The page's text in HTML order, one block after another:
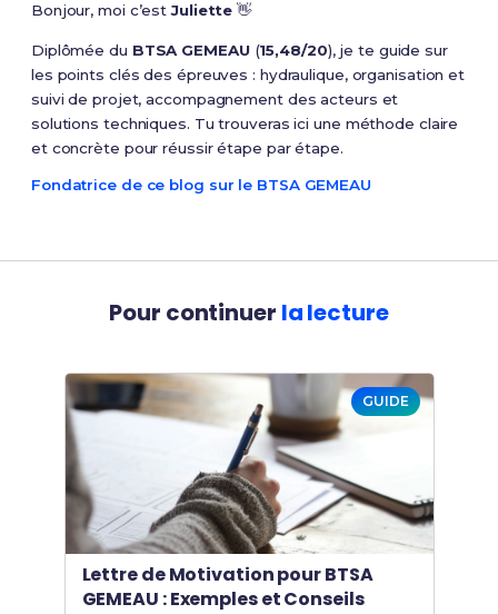
Bonjour, moi c’estJuliette 👋
Diplômée du BTSA GEMEAU(15,48/20), je te guide sur
les points clés des épreuves : hydraulique, organisation et
suivi de projet, accompagnement des acteurs et
solutions techniques. Tu trouveras ici une méthode claire
et concrète pour réussir étape par étape.
Fondatrice de ce blog sur le BTSA GEMEAU
Pour continuer la lecture
GUIDE
Lettre de Motivation pour BTSA
GEMEAU : Exemples et Conseils